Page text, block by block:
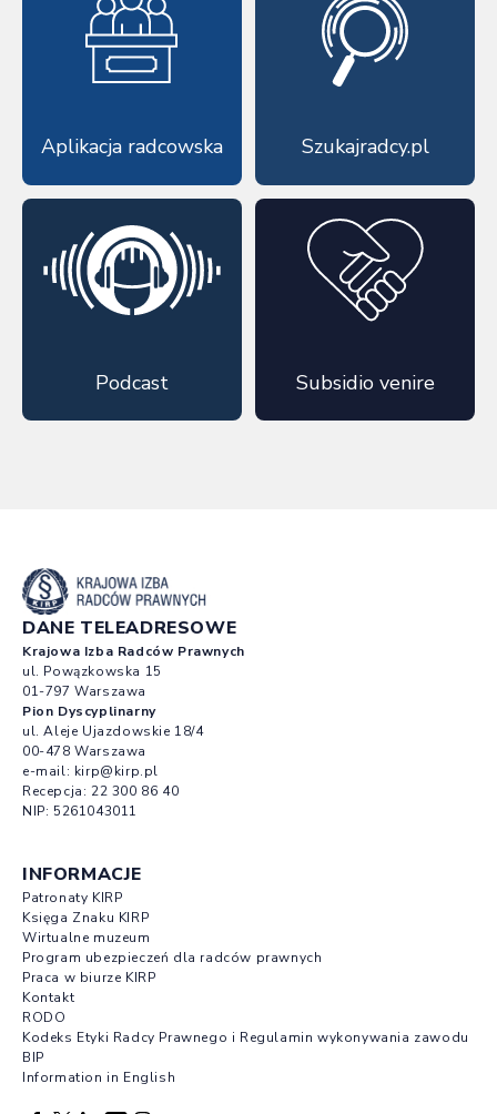
Aplikacja radcowska Szukajradcy.pl
Podcast Subsidio venire
DANE TELEADRESOWE
Krajowa Izba Radców Prawnych
ul. Powązkowska 15
01-797 Warszawa
Pion Dyscyplinarny
ul. Aleje Ujazdowskie 18/4
00-478 Warszawa
e-mail: kirp@kirp.pl
Recepcja: 22 300 86 40
NIP: 5261043011
INFORMACJE
Patronaty KIRP
Księga Znaku KIRP
Wirtualne muzeum
Program ubezpieczeń dla radców prawnych
Praca w biurze KIRP
Kontakt
RODO
Kodeks Etyki Radcy Prawnego i Regulamin wykonywania zawodu
BIP
Information in English